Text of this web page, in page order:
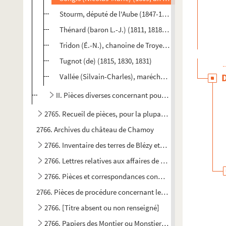
Stourm, député de l'Aube (1847-1848)
Thénard (baron L.-J.) (1811, 1818, 1823, 1837, 1842 et
Tridon (É.-N.), chanoine de Troyes (1858)
Tugnot (de) (1815, 1830, 1831)
Vallée (Silvain-Charles), maréchal de France (1812,
II. Pièces diverses concernant pour la plupart l'histoire
2765. Recueil de pièces, pour la plupart originales,
2766. Archives du château de Chamoy
2766. Inventaire des terres de Blézy et Rouecourt, de la fin
2766. Lettres relatives aux affaires de la maison de Saint-
2766. Pièces et correspondances concernant la donation
2766. Pièces de procédure concernant les procès de Claude
2766. [Titre absent ou non renseigné]
2766. Papiers des Montier ou Monstier, seigneurs de